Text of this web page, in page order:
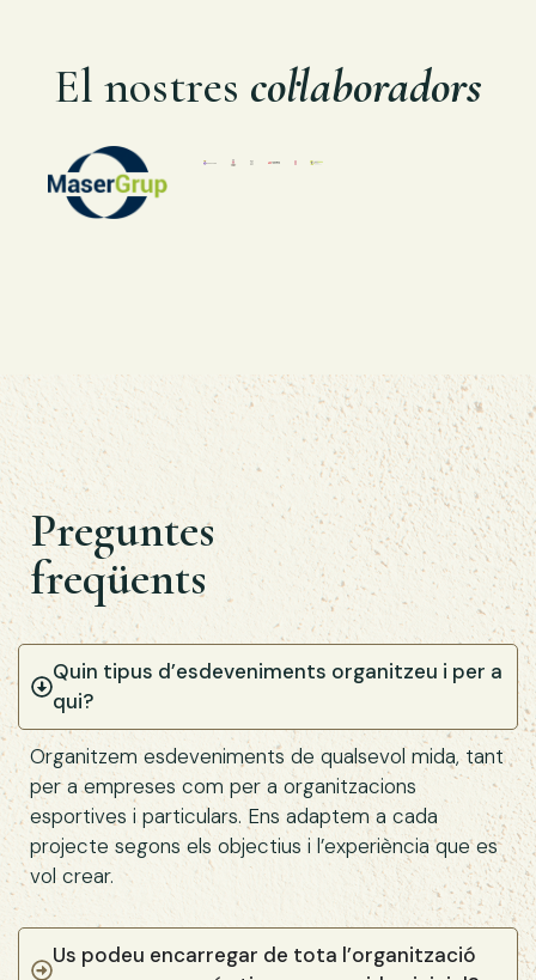
El nostres col·laboradors
Preguntes
freqüents
Quin tipus d’esdeveniments organitzeu i per a
qui?
Organitzem esdeveniments de qualsevol mida, tant
per a empreses com per a organitzacions
esportives i particulars. Ens adaptem a cada
projecte segons els objectius i l’experiència que es
vol crear.
Us podeu encarregar de tota l’organització